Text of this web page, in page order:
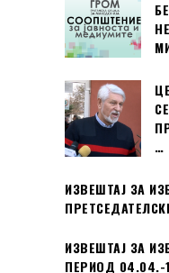
…
ИЗВЕШТАЈ ЗА
ИЗВЕШТАЈ ЗА
ПЕРИОД 04.04.-